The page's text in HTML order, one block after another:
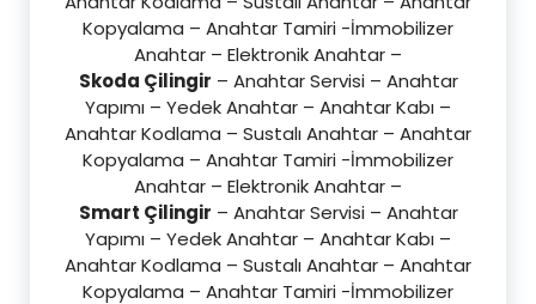
Kopyalama – Anahtar Tamiri -İmmobilizer
Anahtar – Elektronik Anahtar –
Skoda Çilingir – Anahtar Servisi – Anahtar
Yapımı – Yedek Anahtar – Anahtar Kabı –
Anahtar Kodlama – Sustalı Anahtar – Anahtar
Kopyalama – Anahtar Tamiri -İmmobilizer
Anahtar – Elektronik Anahtar –
Smart Çilingir – Anahtar Servisi – Anahtar
Yapımı – Yedek Anahtar – Anahtar Kabı –
Anahtar Kodlama – Sustalı Anahtar – Anahtar
Kopyalama – Anahtar Tamiri -İmmobilizer